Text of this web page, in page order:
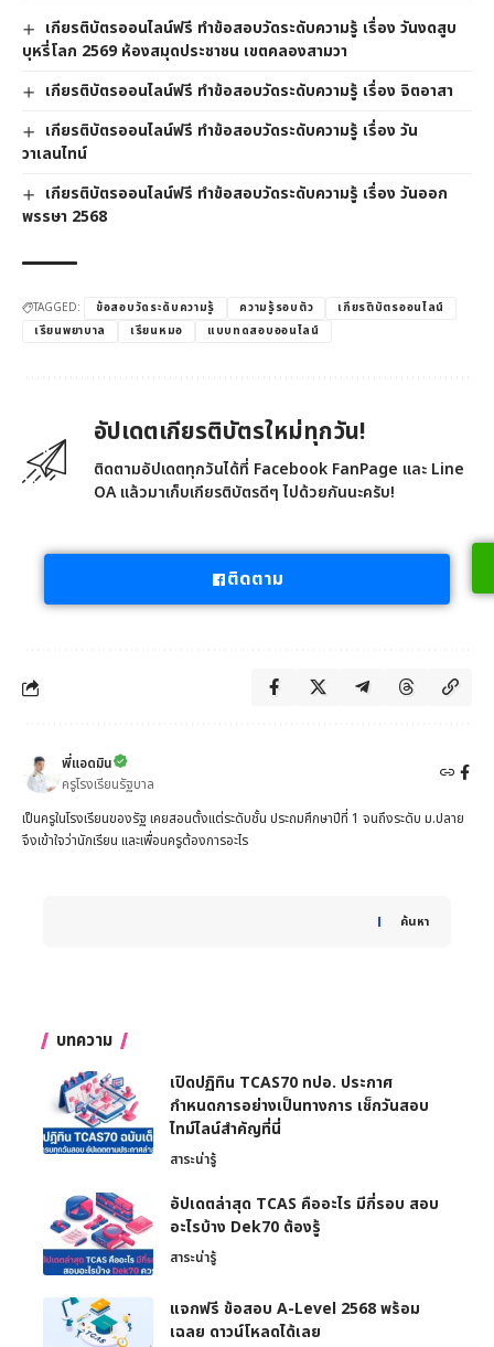
เกียรติบัตรออนไลน์ฟรี ทำข้อสอบวัดระดับความรู้ เรื่อง วันงดสูบ
บุหรี่โลก 2569 ห้องสมุดประชาชน เขตคลองสามวา
เกียรติบัตรออนไลน์ฟรี ทำข้อสอบวัดระดับความรู้ เรื่อง จิตอาสา
เกียรติบัตรออนไลน์ฟรี ทำข้อสอบวัดระดับความรู้ เรื่อง วัน
วาเลนไทน์
เกียรติบัตรออนไลน์ฟรี ทำข้อสอบวัดระดับความรู้ เรื่อง วันออก
พรรษา 2568
TAGGED: ข้อสอบวัดระดับความรู้ ความรู้รอบตัว
เกียรติบัตรออนไลน์
เรียนพยาบาล
เรียนหมอ แบบทดสอบออนไลน์
อัปเดตเกียรติบัตรใหม่ทุกวัน!
ติดตามอัปเดตทุกวันได้ที่ Facebook FanPage และ Line
OA แล้วมาเก็บเกียรติบัตรดีๆ ไปด้วยกันนะครับ!
ติดตาม
พี่แอดมิน
ครูโรงเรียนรัฐบาล
เป็นครูในโรงเรียนของรัฐ เคยสอนตั้งแต่ระดับชั้น ประถมศึกษาปีที่ 1 จนถึงระดับ ม.ปลาย
จึงเข้าใจว่านักเรียน และเพื่อนครูต้องการอะไร
ค้นหา
When autocomplete results are available use up and
บทความ
เปิดปฏิทิน TCAS70 ทปอ. ประกาศ
กำหนดการอย่างเป็นทางการ เช็กวันสอบ
ไทม์ไลน์สำคัญที่นี่
สาระน่ารู้
อัปเดตล่าสุด TCAS คืออะไร มีกี่รอบ สอบ
อะไรบ้าง Dek70 ต้องรู้
สาระน่ารู้
แจกฟรี ข้อสอบ A-Level 2568 พร้อม
เฉลย ดาวน์โหลดได้เลย